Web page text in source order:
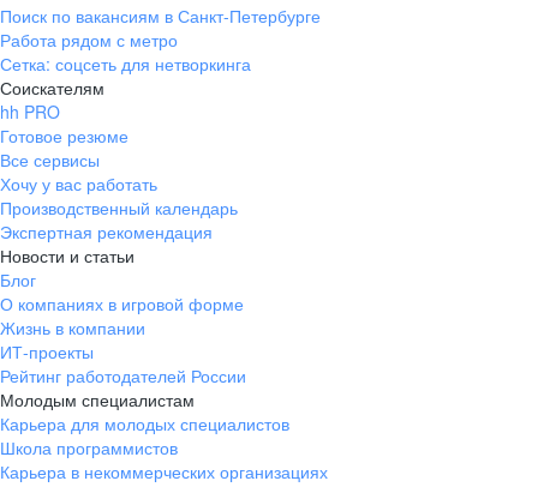
Поиск по вакансиям в Санкт-Петербурге
Работа рядом с метро
Сетка: соцсеть для нетворкинга
Соискателям
hh PRO
Готовое резюме
Все сервисы
Хочу у вас работать
Производственный календарь
Экспертная рекомендация
Новости и статьи
Блог
О компаниях в игровой форме
Жизнь в компании
ИТ-проекты
Рейтинг работодателей России
Молодым специалистам
Карьера для молодых специалистов
Школа программистов
Карьера в некоммерческих организациях